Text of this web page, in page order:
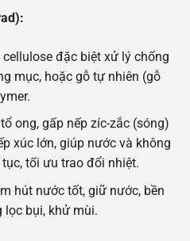
cellulose đặc biệt xử lý chống
mục, hoặc gỗ tự nhiên (gỗ
ong, gấp nếp zíc-zắc (sóng)
xúc lớn, giúp nước và không
tối ưu trao đổi nhiệt.
hút nước tốt, giữ nước, bền
lọc bụi, khử mùi.